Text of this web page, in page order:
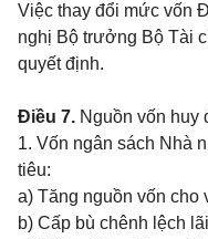
Việc thay đổi mức vốn
nghị Bộ trưởng Bộ Tài
quyết định.
Điều 7. Nguồn vốn huy
1. Vốn ngân sách Nhà
tiêu:
a) Tăng nguồn vốn cho
b) Cấp bù chênh lệch